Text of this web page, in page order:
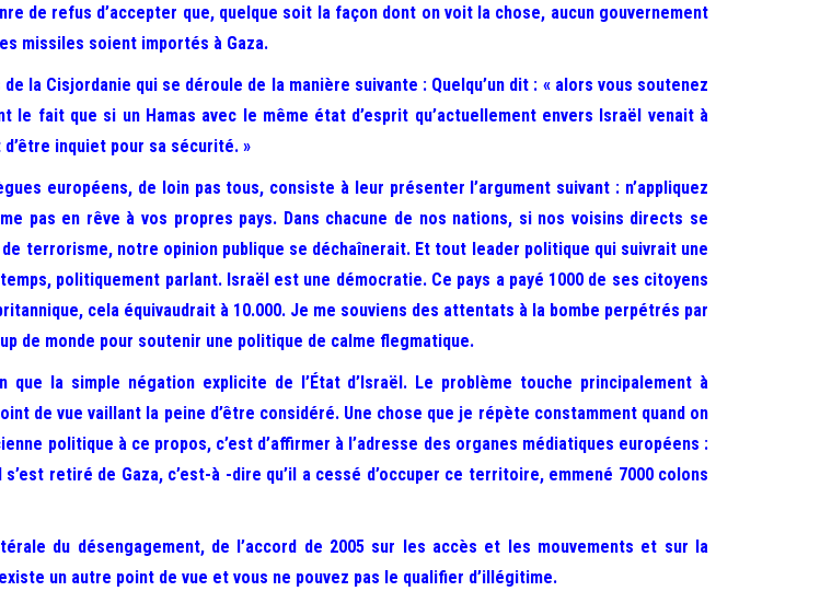
de refus d’accepter que, quelque soit la façon dont on voit la chose, aucun gouvernement
missiles soient importés à Gaza.
la Cisjordanie qui se déroule de la manière suivante : Quelqu’un dit : « alors vous soutenez
le fait que si un Hamas avec le même état d’esprit qu’actuellement envers Israël venait à
inquiet pour sa sécurité. »
européens, de loin pas tous, consiste à leur présenter l’argument suivant : n’appliquez
pas en rêve à vos propres pays. Dans chacune de nos nations, si nos voisins directs se
terrorisme, notre opinion publique se déchaînerait. Et tout leader politique qui suivrait une
politiquement parlant. Israël est une démocratie. Ce pays a payé 1000 de ses citoyens
cela équivaudrait à 10.000. Je me souviens des attentats à la bombe perpétrés par
de monde pour soutenir une politique de calme flegmatique.
la simple négation explicite de l’État d’Israël. Le problème touche principalement à
de vue vaillant la peine d’être considéré. Une chose que je répète constamment quand on
politique à ce propos, c’est d’affirmer à l’adresse des organes médiatiques européens :
retiré de Gaza, c’est-à -dire qu’il a cessé d’occuper ce territoire, emmené 7000 colons
du désengagement, de l’accord de 2005 sur les accès et les mouvements et sur la
un autre point de vue et vous ne pouvez pas le qualifier d’illégitime.